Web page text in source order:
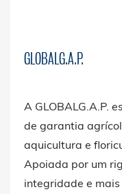
GLOBALG.A.P.
A GLOBALG.A.P.
de garantia
aquicultura e
Apoiada por um
integridade e